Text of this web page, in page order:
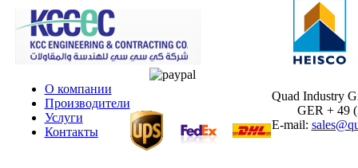
О компании
Производители
Услуги
Контакты
Quad Industry
GER + 49
E-mail: